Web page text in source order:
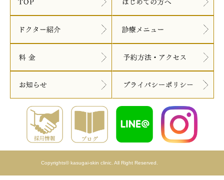
Copyrights© kasugai-skin clinic. All Right Reserved.